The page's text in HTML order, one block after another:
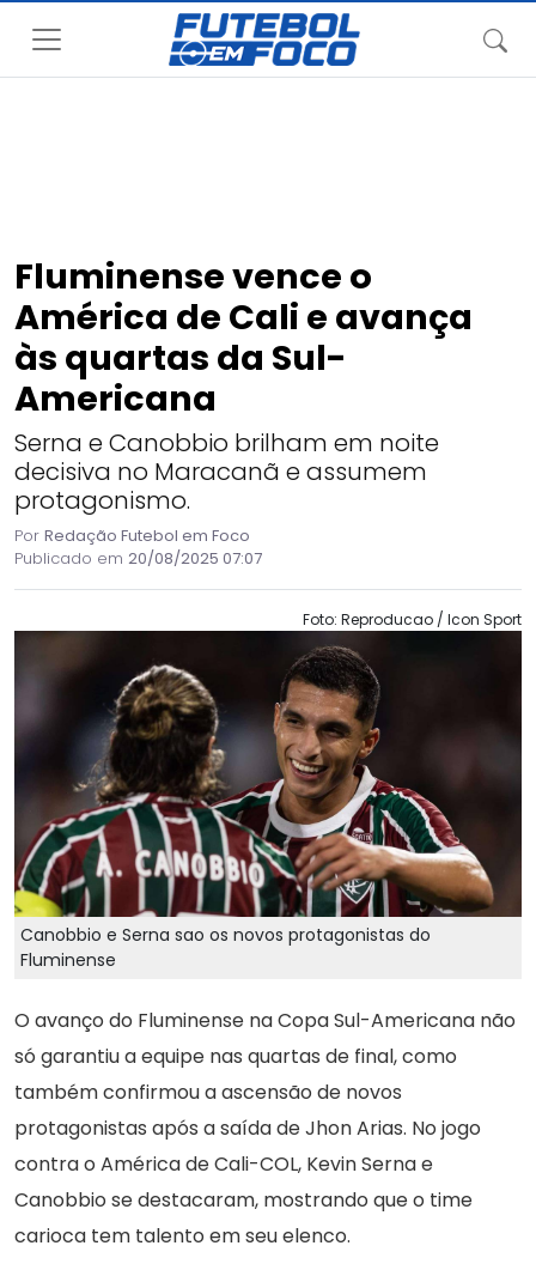
Fluminense vence o
América de Cali e avança
às quartas da Sul-
Americana
Serna e Canobbio brilham em noite
decisiva no Maracanã e assumem
protagonismo.
Por Redação Futebol em Foco
Publicado em 20/08/2025 07:07
Foto: Reproducao / Icon Sport
Canobbio e Serna sao os novos protagonistas do
Fluminense
O avanço do Fluminense na Copa Sul-Americana não
só garantiu a equipe nas quartas de final, como
também confirmou a ascensão de novos
protagonistas após a saída de Jhon Arias. No jogo
contra o América de Cali-COL, Kevin Serna e
Canobbio se destacaram, mostrando que o time
carioca tem talento em seu elenco.